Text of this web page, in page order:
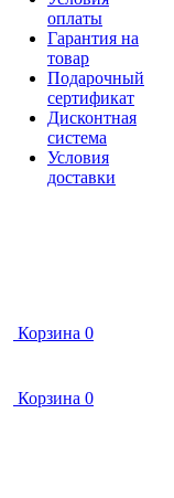
оплаты
Гарантия на
товар
Подарочный
сертификат
Дисконтная
система
Условия
доставки
Корзина 0
Корзина 0